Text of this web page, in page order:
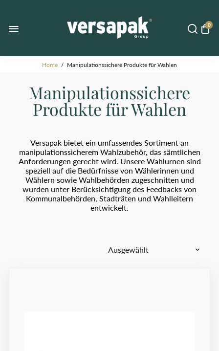
0
Home / Manipulationssichere Produkte für Wahlen
Manipulationssichere
Produkte für Wahlen
Versapak bietet ein umfassendes Sortiment an
manipulationssicherem Wahlzubehör, das sämtlichen
Anforderungen gerecht wird. Unsere Wahlurnen sind
speziell auf die Bedürfnisse von Wählerinnen und
Wählern sowie Wahlbehörden zugeschnitten und
wurden unter Berücksichtigung des Feedbacks von
Kommunalbehörden, Stadträten und Wahlleitern
entwickelt.